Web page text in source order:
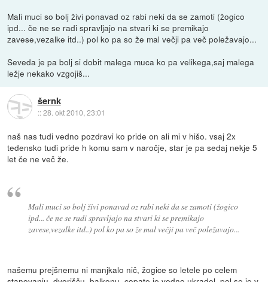
Mali muci so bolj živi ponavad oz rabi neki da se zamoti (žogico
ipd... če ne se radi spravljajo na stvari ki se premikajo
zavese,vezalke itd..) pol ko pa so že mal večji pa več poležavajo...
Seveda je pa bolj si dobit malega muca ko pa velikega,saj malega
ležje nekako vzgojiš...
šernk
::28. okt 2010, 23:01
naš nas tudi vedno pozdravi ko pride on ali mi v hišo. vsaj 2x
tedensko tudi pride h komu sam v naročje, star je pa sedaj nekje 5
let če ne več že.
Mali muci so bolj živi ponavad oz rabi neki da se zamoti (žogico
ipd... če ne se radi spravljajo na stvari ki se premikajo
zavese,vezalke itd..) pol ko pa so že mal večji pa več poležavajo...
našemu prejšnemu ni manjkalo nič, žogice so letele po celem